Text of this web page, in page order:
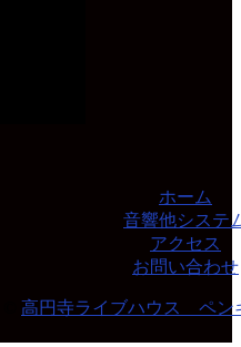
ホーム
音響他システ
アクセス
お問い合わせ
高円寺ライブハウス ペン